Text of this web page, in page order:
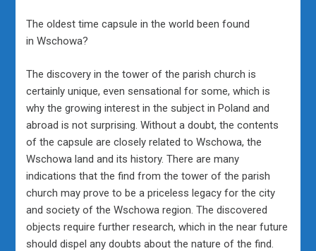
The oldest time capsule in the world been found
in Wschowa?
The discovery in the tower of the parish church is
certainly unique, even sensational for some, which is
why the growing interest in the subject in Poland and
abroad is not surprising. Without a doubt, the contents
of the capsule are closely related to Wschowa, the
Wschowa land and its history. There are many
indications that the find from the tower of the parish
church may prove to be a priceless legacy for the city
and society of the Wschowa region. The discovered
objects require further research, which in the near future
should dispel any doubts about the nature of the find.